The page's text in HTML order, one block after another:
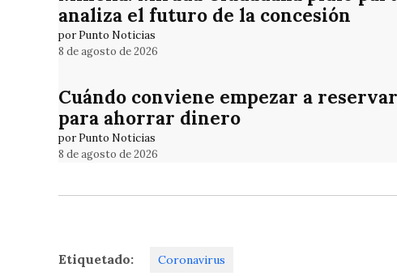
analiza el futuro de la concesión
por Punto Noticias
8 de agosto de 2026
Cuándo conviene empezar a
para ahorrar dinero
por Punto Noticias
8 de agosto de 2026
Etiquetado: Coronavirus